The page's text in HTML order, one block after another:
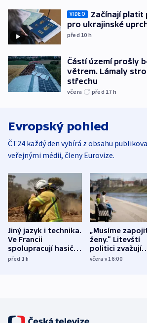
VIDEO
Začínají platit
pro ukrajinské
před 10 h
Částí území prošly
větrem. Lámaly
střechu
včera před 17 h
Evropský pohled
ČT24 každý den vybírá z obsahu
veřejnými médii, členy Eurovize.
Jiný jazyk i technika.
Ve Francii
spolupracují hasiči z
různých zemí
před 1h
„Musíme
ženy.“ Litevští
politici zvažují
dohodu o
včera v 16:00